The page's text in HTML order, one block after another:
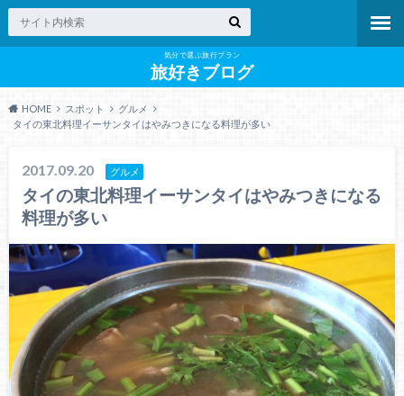
気分で選ぶ旅行プラン
旅好きブログ
HOME スポット
グルメ
タイの東北料理イーサンタイはやみつきになる料理が多い
2017.09.20 グルメ
タイの東北料理イーサンタイはやみつきになる
料理が多い